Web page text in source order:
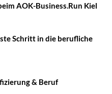
AOK-Business.Run Kiel
Schritt in die berufliche
& Beruf